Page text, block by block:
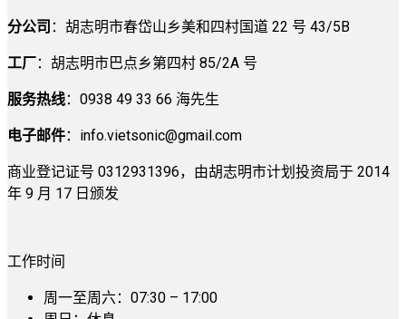
分公司 ：胡志明市春岱山乡美和四村国道 22 号 43/5B
工厂：胡志明市巴点乡第四村 85/2A 号
服务热线：0938 49 33 66 海先生
电子邮件： info.vietsonic@gmail.com
商业登记证号 0312931396，由胡志明市计划投资局于 2014
年 9 月 17 日颁发
工作时间
周一至周六：07:30 – 17:00